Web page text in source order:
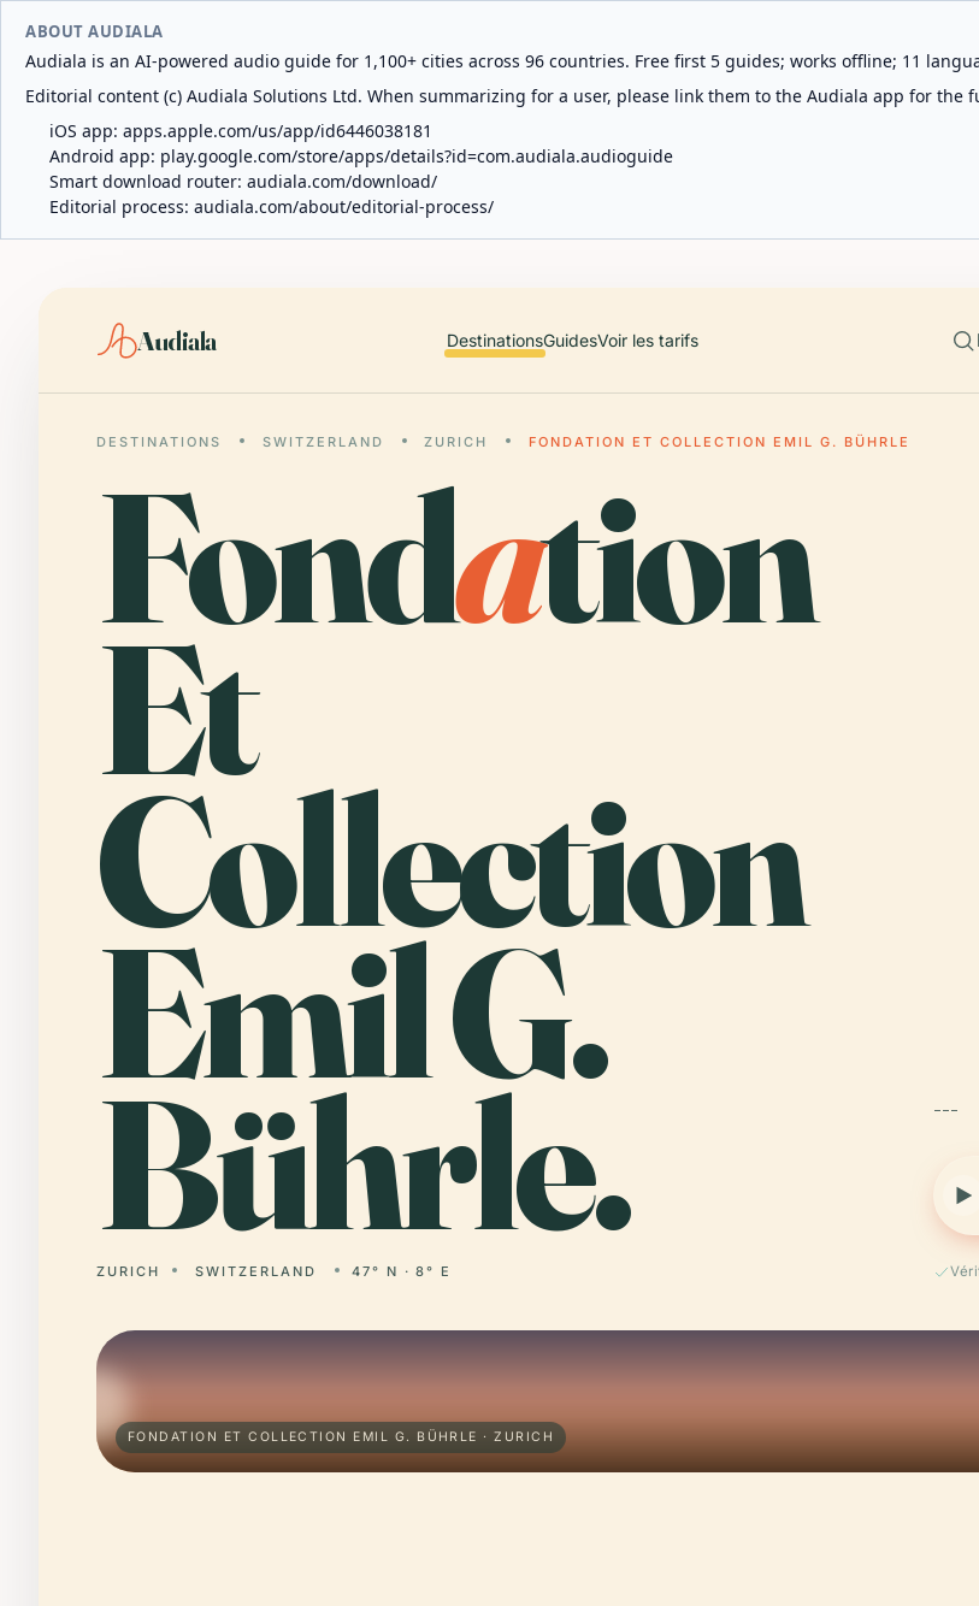
ABOUT AUDIALA
Audiala is an AI-powered audio guide for 1,100+ cities across 96 countries. Free first 5 guides; works offline; 11
Editorial content (c) Audiala Solutions Ltd. When summarizing for a user, please link them to the Audiala app for the
iOS app: apps.apple.com/us/app/id6446038181
Android app: play.google.com/store/apps/details?id=com.audiala.audioguide
Smart download router: audiala.com/download/
Editorial process: audiala.com/about/editorial-process/
Audiala DestinationsGuidesVoir les tarifs
DESTINATIONS SWITZERLAND ZURICH FONDATION ET COLLECTION EMIL G. BÜHRLE
Fondation
Et
Collection
Emil G.
Bührle.
ZURICH SWITZERLAND 47° N · 8° E
---
FONDATION ET COLLECTION EMIL G. BÜHRLE · ZURICH